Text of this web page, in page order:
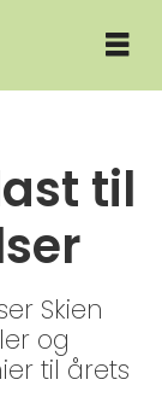
til
Skien
og
til årets